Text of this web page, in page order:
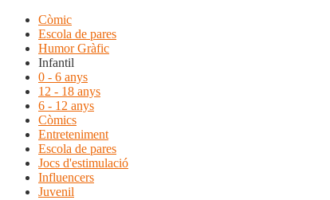
Còmic
Escola de pares
Humor Gràfic
Infantil
0 - 6 anys
12 - 18 anys
6 - 12 anys
Còmics
Entreteniment
Escola de pares
Jocs d'estimulació
Influencers
Juvenil